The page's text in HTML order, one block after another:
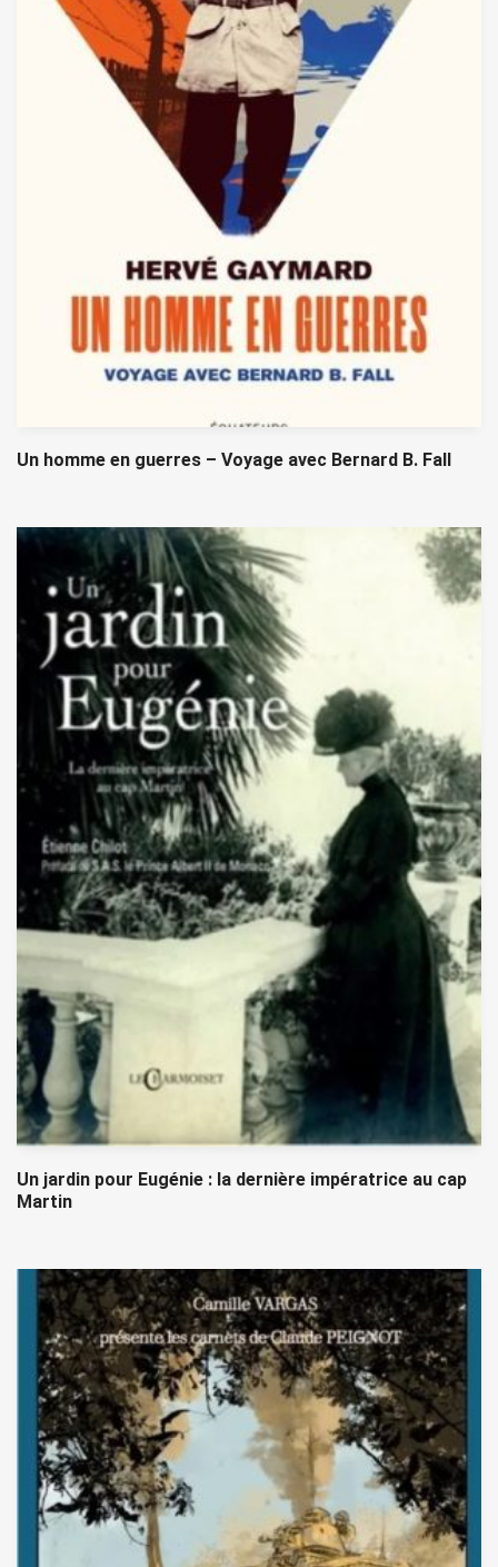
Un homme en guerres – Voyage avec Bernard B. Fall
Un jardin pour Eugénie : la dernière impératrice au cap
Martin